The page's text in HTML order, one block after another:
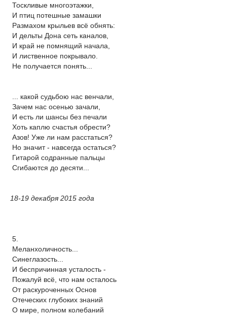
Тоскливые многоэтажки,
И птиц потешные замашки
Размахом крыльев всё обнять:
И дельты Дона сеть каналов,
И край не помнящий начала,
И лиственное покрывало.
Не получается понять...
... какой судьбою нас венчали,
Зачем нас осенью зачали,
И есть ли шансы без печали
Хоть каплю счастья обрести?
Азов! Уже ли нам расстаться?
Но значит - навсегда остаться?
Гитарой содранные пальцы
Сгибаются до десяти...
18-19 декабря 2015 года
5.
Меланхоличность...
Синеглазость...
И беспричинная усталость -
Пожалуй всё, что нам осталось
От раскуроченных Основ
Отеческих глубоких знаний
О мире, полном колебаний